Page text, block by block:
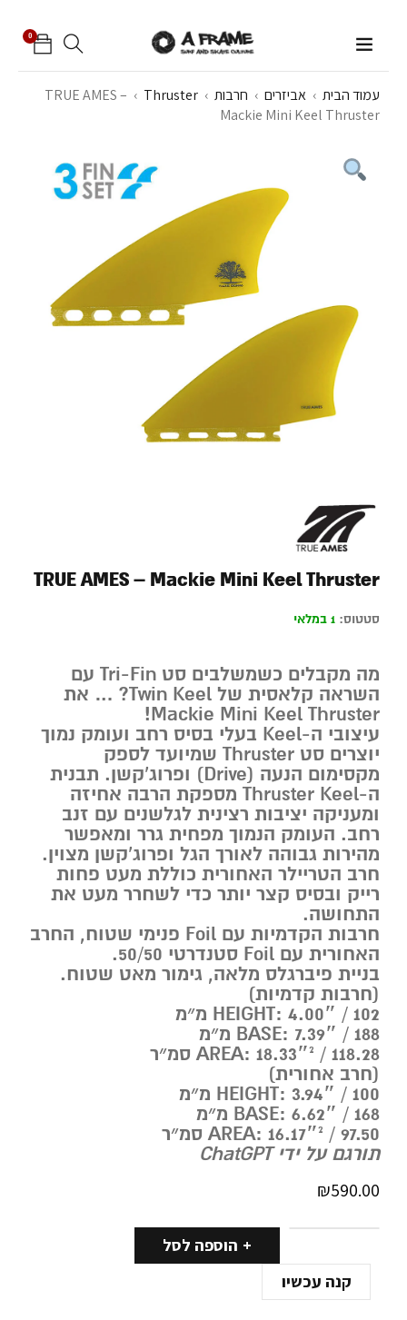
0
עמוד הבית › אביזרים › חרבות ›
Thruster
›
TRUE AMES –
Mackie Mini Keel Thruster
TRUE AMES – Mackie Mini Keel Thruster
סטטוס: 1 במלאי
מה מקבלים כשמשלבים סט Tri-Fin עם
השראה קלאסית של Twin Keel? … את
Mackie Mini Keel Thruster
!
עיצובי ה-Keel בעלי בסיס רחב ועומק נמוך
יוצרים סט Thruster שמיועד לספק
מקסימום הנעה (Drive) ופרוג’קשן. תבנית
ה-Thruster Keel מספקת הרבה אחיזה
ומעניקה יציבות רצינית לגלשנים עם זנב
רחב. העומק הנמוך מפחית גרר ומאפשר
מהירות גבוהה לאורך הגל ופרוג’קשן מצוין.
חרב הטריילר האחורית כוללת מעט פחות
רייק ובסיס קצר יותר כדי לשחרר מעט את
התחושה.
חרבות הקדמיות עם Foil פנימי שטוח, החרב
האחורית עם Foil סטנדרטי ‎50/50.
בניית פיברגלס מלאה, גימור מאט שטוח.
(חרבות קדמיות)
HEIGHT: ‎4.00″ / ‎102 מ״מ
BASE: ‎7.39″ / ‎188 מ״מ
AREA: ‎18.33″² / ‎118.28 סמ״ר
(חרב אחורית)
HEIGHT: ‎3.94″ / ‎100 מ״מ
BASE: ‎6.62″ / ‎168 מ״מ
AREA: ‎16.17″² / ‎97.50 סמ״ר
תורגם על ידי ChatGPT
₪590.00
הוספה לסל
קנה עכשיו